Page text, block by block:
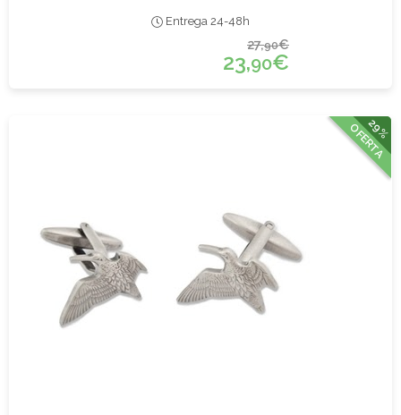
Entrega 24-48h
27,90€
23,90€
29%
OFERTA